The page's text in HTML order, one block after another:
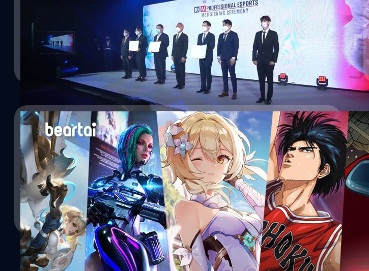
การีนา (Garena) ผู้พัฒนาและให้บริการเกมที่บ้านเรารู้จักกันเป็นอย่างดี ได้ประกาศร่วมมือครั้งใหญ่กับภาค
รัฐ ทั้ง กระทรวงการท่องเที่ยวและกีฬา และการกีฬาแห่งประเทศไทย ช่วยกันยกระดับมาตรฐานกีฬาอีส
ปอร์ตอาชีพของประเทศไทยให้เทียบเท่านานาชาติ พร้อมตั้งเป้าหมายสูงสุดให้ประเทศไทยกลายเป็น
ศูนย์กลางการแข่งขันภูมิภาค SEA ซึ่งทางภาครัฐและเอกชนจะร่วมมือกันให้เกิดลีกการแข่งขันกีฬาอีสปอร์ต
ระดับอาชีพอย่างเป็นระบบในประเทศไทย อย่างต่อเนื่อง เพื่อสร้างมูลค่าให้ประเทศไทยสามารถต่อยอด
กลายเป็นศูนย์กลางการแข่งขันระดับภูมิภาคเอเชียตะวันออกเฉียงใต้ได้ ทั้งนี้เมื่ออุตสาหกรรมแข็งแรง ก็จะ
ยังจะสามารถสร้างโอกาส สร้างงาน สร้างอาชีพให้กลุ่มนักกีฬาและธุรกิจที่เกี่ยวข้องในอุตสาหกรรมกีฬาอีส
ปอร์ตของประเทศไทย ให้เกิดรายได้ที่หมุนเวียน อุตสาหกรรมอีสปอร์ตในเอเชียตะวันออกเฉียงใต้จะมีมูลค่า
กว่า 39 ล้านเหรียญดอลลาร์สหรัฐฯ ในปี 2564 พร้อมยังมีการประเมินตัวเลขคาดการณ์ล่วงหน้าว่าภายในปี
2567 จะมีแนวโน้มจะขึ้นไปถึง 72 ล้านเหรียญดอลลาร์สหรัฐฯ และในด้านจำนวนผู้รับชมอีสปอร์ตภูมิภาค
เอเชียตะวันออกเฉียงใต้ก็ถูกคาดการณ์ว่าจะมีจำนวนถึง 42.5 ล้านคนในปี 2564 Newzoo บริษัทวิเคราะห์
ข้อมูลระดับสากล ก่อนหน้านี้ กกท. ก็ได้มีการจัดโครงการปั้นนักกีฬาอีสปอร์ตสมักครเล่นให้ทัดเทียมมือ
อาชีพในชื่อ SAT Esports Academy ซึ่งนักกีฬาที่เข้าร่วมโครงการจะมีโอกาสได้เข้าร่วมแข่งขันในรายการ
Official Tournament จากทางการีนา พร้อมได้รับการฝึกฝนความพร้อมในด้านต่าง ๆ อาทิ จิตวิทยา,
สุขภาพ, กายภาพ, การวางแผน ฯลฯ อีกทั้งยังได้เรียนรู้จากทีมงานและโค้ชดีกรีความสามารถระดับประเทศ
โดยปัจจุบัน มีนักกีฬาอีสปอร์ตที่เข้าร่วมในโครงการดังกล่าวมีด้วยกันทั้งสิ้น…
วรายุทธ เชิดศรีชูเกียรติ | 1751 days ago
02/01/2021
5 เกมมือถือสุดฮิตประจำปี 2020 ที่คาดว่าปีนี้ก็ยังคงปังไม่หยุดอย่างแน่นอน !!
ก่อนอื่นเลยผมต้องขอสวัสดีปีใหม่เพื่อน ๆ ทุกคนด้วยนะครับ ในปี 2020 ที่ผ่านมานี้ได้มีเกมจากหลากหลาย
Platform ออกมาโลดแล่นมากมายเต็มท้องตลาด ประสบความสำเร็จบ้าง แป้กบ้าง รวมไปถึงเกมบนมือถือ
ด้วยเช่นกัน ซึ่งจะมีทั้งเกมหน้าใหม่ที่เพิ่งออกมาในปี 2020 ที่สร้างความประทับใจแก่ผู้เล่นจนถูกพูดถึงเต็ม
โลกโซเชียลไปหมด และก็ยังมีเกมเก่า ๆ ที่เปิดมานานแล้วแต่ยังคงเก๋าอยู่ สามารถครองใจแฟนเกมได้ตลอด
เรื่อยมา ใช่แล้วครับ บทความในวันนี้คือ 5 เกมมือถือที่ฮิตสุด ๆ ในปี 2020 นั่นเอง เชื่อเลยว่าเกมเหล่านี้ต้อง
เคยผ่านหูผ่านตาผู้อ่านกันมาบ้างแล้วอย่างแน่นอน 1.Arena Of Valor (ROV) ชื่อเกม Arena Of Valor
(ROV) แนวเกม MOBA เปิดมาด้วยเกมที่ครองตลาดเกมแนว MOBA บนมือถือมาอย่างยาวนาน Arena Of
Valor หรือที่เรารู้จักกันในชื่อย่อว่า ROV เกมที่เปิดให้ผู้เล่นโหลดไปเล่นกันได้อย่างฟรี ๆ มีกิจกรรมแจกของ
มากมายและมีการอัปเดตตัวละครใหม่เรื่อย ๆ จนตอนนี้มีฮีโรให้เลือกเล่นเกิน 100 ตัวเข้าไปแล้ว ด้วยความที่
เป็นเกมมือถือแนว MOBA…
นัทธพงศ์ มีแต้ม| 2042 days ago
Read More